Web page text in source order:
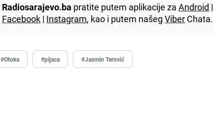
Radiosarajevo.ba pratite putem aplikacije zaAndroid |
Facebook | Instagram, kao i putem našegViber Chata.
#Otoka #pijaca #Jasmin Terović